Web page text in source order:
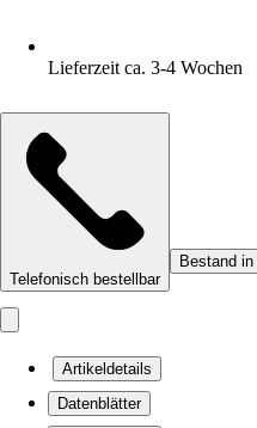
Lieferzeit ca. 3-4 Wochen
Telefonisch bestellbar
Bestand
Artikeldetails
Datenblätter